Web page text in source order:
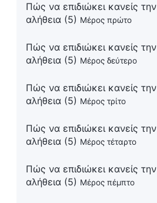
Πώς να επιδιώκει κανείς την
αλήθεια (5) Μέρος πρώτο
Πώς να επιδιώκει κανείς την
αλήθεια (5) Μέρος δεύτερο
Πώς να επιδιώκει κανείς την
αλήθεια (5) Μέρος τρίτο
Πώς να επιδιώκει κανείς την
αλήθεια (5) Μέρος τέταρτο
Πώς να επιδιώκει κανείς την
αλήθεια (5) Μέρος πέμπτο